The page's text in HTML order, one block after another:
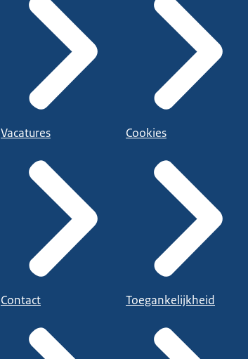
Vacatures
Contact
Cookies
Toegankelijkheid